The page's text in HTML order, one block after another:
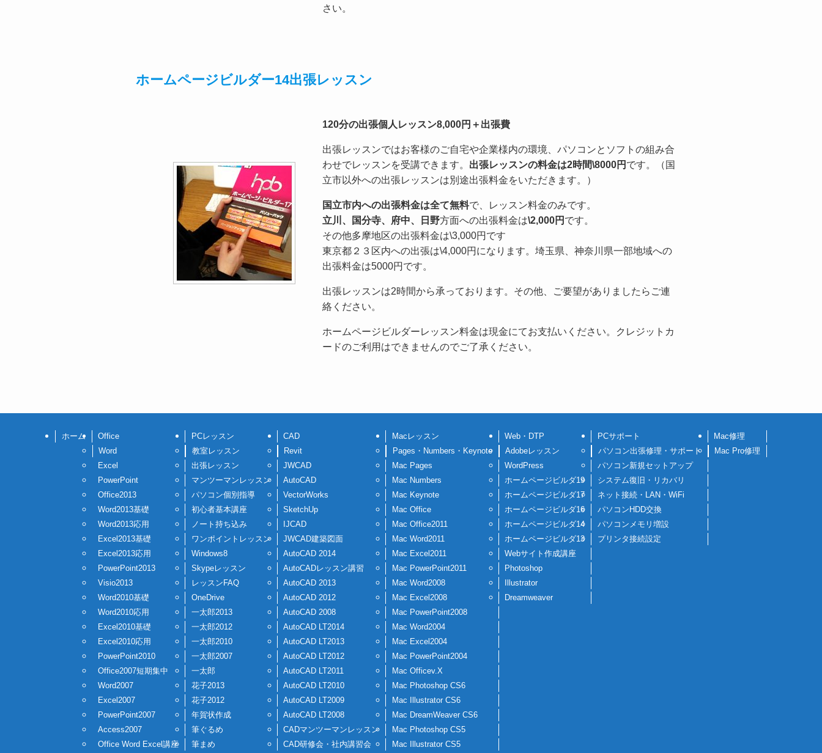
さい。
ホームページビルダー14出張レッスン
120分の出張個人レッスン8,000円＋出張費
出張レッスンではお客様のご自宅や企業様内の環境、パソコンとソフトの組み合
わせでレッスンを受講できます。 出張レッスンの料金は2時間\8000円 です。（国
立市以外への出張レッスンは別途出張料金をいただきます。）
国立市内への出張料金は全て無料で、レッスン料金のみです。
立川、国分寺、府中、日野方面への出張料金は\2,000円 です。
その他多摩地区の出張料金は\3,000円です
東京都２３区内への出張は\4,000円になります。埼玉県、神奈川県一部地域への
出張料金は5000円です。
出張レッスンは2時間から承っております。その他、ご要望がありましたらご連
絡ください。
ホームページビルダーレッスン料金は現金にてお支払いください。クレジットカ
ードのご利用はできませんのでご了承ください。
ホーム
Office
Word
Excel
PowerPoint
Office2013
Word2013基礎
Word2013応用
Excel2013基礎
Excel2013応用
PowerPoint2013
Visio2013
Word2010基礎
Word2010応用
Excel2010基礎
Excel2010応用
PowerPoint2010
Office2007短期集中
Word2007
Excel2007
PowerPoint2007
Access2007
Office Word Excel講座
PCレッスン
教室レッスン
出張レッスン
マンツーマンレッスン
パソコン個別指導
初心者基本講座
ノート持ち込み
ワンポイントレッスン
Windows8
Skypeレッスン
レッスンFAQ
OneDrive
一太郎2013
一太郎2012
一太郎2010
一太郎2007
一太郎
花子2013
花子2012
年賀状作成
筆ぐるめ
筆まめ
CAD
Revit
JWCAD
AutoCAD
VectorWorks
SketchUp
IJCAD
JWCAD建築図面
AutoCAD 2014
AutoCADレッスン講習
AutoCAD 2013
AutoCAD 2012
AutoCAD 2008
AutoCAD LT2014
AutoCAD LT2013
AutoCAD LT2012
AutoCAD LT2011
AutoCAD LT2010
AutoCAD LT2009
AutoCAD LT2008
CADマンツーマンレッスン
CAD研修会・社内講習会
Macレッスン
Pages・Numbers・Keynote
Mac Pages
Mac Numbers
Mac Keynote
Mac Office
Mac Office2011
Mac Word2011
Mac Excel2011
Mac PowerPoint2011
Mac Word2008
Mac Excel2008
Mac PowerPoint2008
Mac Word2004
Mac Excel2004
Mac PowerPoint2004
Mac Officev.X
Mac Photoshop CS6
Mac Illustrator CS6
Mac DreamWeaver CS6
Mac Photoshop CS5
Mac Illustrator CS5
Web・DTP
Adobeレッスン
WordPress
ホームページビルダ19
ホームページビルダ17
ホームページビルダ16
ホームページビルダ14
ホームページビルダ13
Webサイト作成講座
Photoshop
Illustrator
Dreamweaver
PCサポート
パソコン出張修理・サポート
パソコン新規セットアップ
システム復旧・リカバリ
ネット接続・LAN・WiFi
パソコンHDD交換
パソコンメモリ増設
プリンタ接続設定
Mac修理
Mac Pro修理